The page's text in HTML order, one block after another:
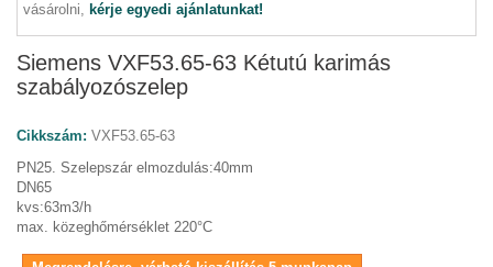
vásárolni, kérje egyedi ajánlatunkat!
Siemens VXF53.65-63 Kétutú karimás
szabályozószelep
Cikkszám: VXF53.65-63
PN25. Szelepszár elmozdulás:40mm
DN65
kvs:63m3/h
max. közeghőmérséklet 220°C